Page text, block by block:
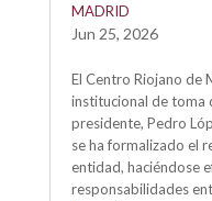
MADRID
Jun 25, 2026
El Centro Riojano de
institucional de toma
presidente, Pedro
se ha formalizado el
entidad, haciéndose
responsabilidades